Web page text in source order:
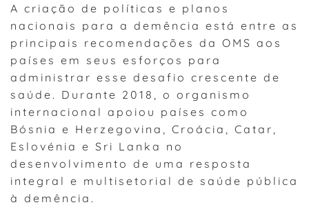
A criação de políticas e planos
nacionais para a demência está entre as
principais recomendações da OMS aos
países em seus esforços para
administrar esse desafio crescente de
saúde. Durante 2018, o organismo
internacional apoiou países como
Bósnia e Herzegovina, Croácia, Catar,
Eslovénia e Sri Lanka no
desenvolvimento de uma resposta
integral e multisetorial de saúde pública
à demência.